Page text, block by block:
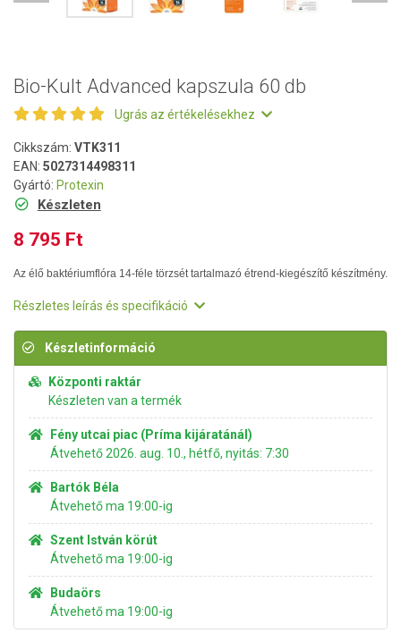
Bio-Kult Advanced kapszula 60 db
Ugrás az értékelésekhez
Cikkszám: VTK311
EAN: 5027314498311
Gyártó: Protexin
Készleten
8 795 Ft
Az élő baktériumflóra 14-féle törzsét tartalmazó étrend-kiegészítő készítmény.
Részletes leírás és specifikáció
Készletinformáció
Központi raktár
Készleten van a termék
Fény utcai piac (Príma kijáratánál)
Átvehető 2026. aug. 10., hétfő, nyitás: 7:30
Bartók Béla
Átvehető ma 19:00-ig
Szent István körút
Átvehető ma 19:00-ig
Budaörs
Átvehető ma 19:00-ig